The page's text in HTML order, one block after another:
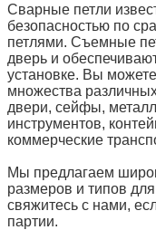
Сварные петли
безопасностью по
петлями. Съемные
дверь и
установке. Вы
множества
двери, сейфы,
инструментов,
коммерческие
Мы предлагаем
размеров и типов
свяжитесь с нами,
партии.